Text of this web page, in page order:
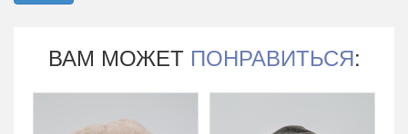
ВАМ МОЖЕТ ПОНРАВИТЬСЯ: